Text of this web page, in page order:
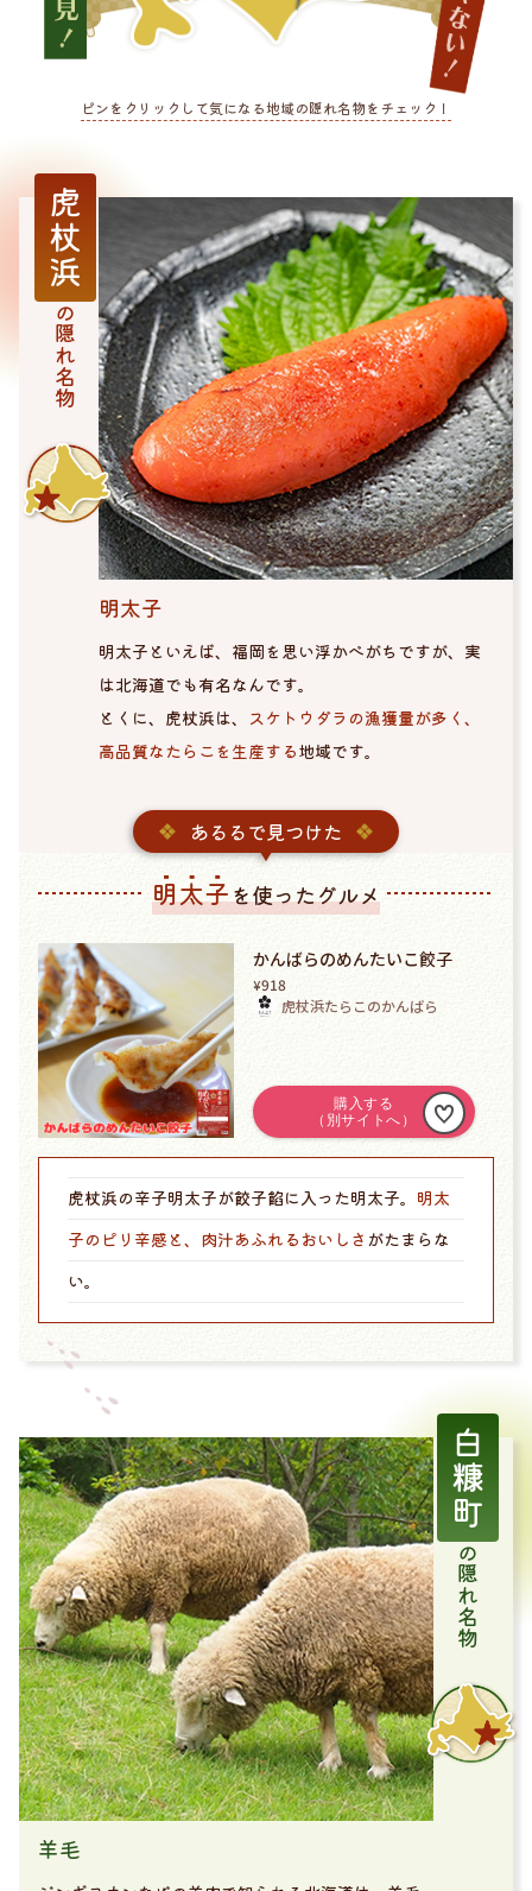
ピンをクリックして気になる地域の隠れ名物をチェック！
虎杖浜
の隠れ名物
明太子
明太子といえば、福岡を思い浮かべがちですが、実
は北海道でも有名なんです。
とくに、虎杖浜は、 スケトウダラの漁獲量が多く、
高品質なたらこを生産する地域です。
あるるで見つけた
明太子を使ったグルメ
かんばらのめんたいこ餃子
¥918
虎杖浜たらこのかんばら
虎杖浜の辛子明太子が餃子餡に入った明太子。 明太
子のピリ辛感と、肉汁あふれるおいしさ がたまらな
い。
白糠町
の隠れ名物
羊毛